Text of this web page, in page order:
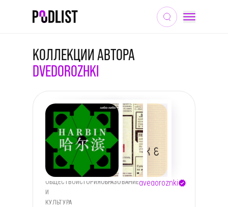
КОЛЛЕКЦИИ АВТОРА
DVEDOROZHKI
ОБЩЕСТВО
И
КУЛЬТУРА
ИСТОРИЯОБРАЗОВАНИЕdvedorozhki